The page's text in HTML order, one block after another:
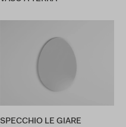
SPECCHIO LE GIARE